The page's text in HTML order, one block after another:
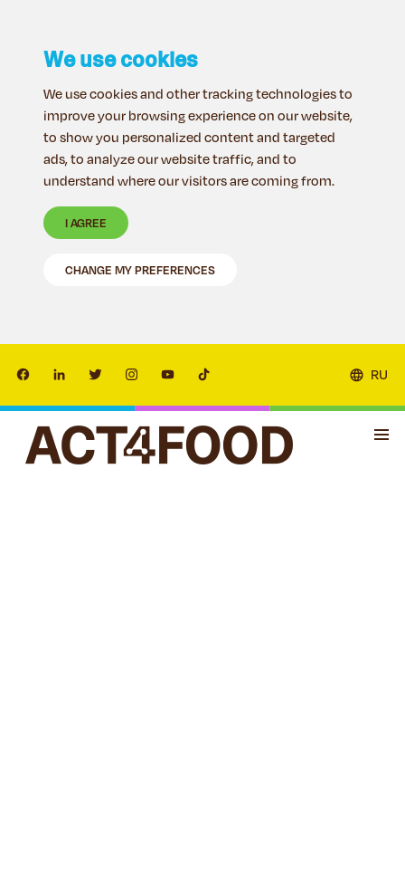
We use cookies
We use cookies and other tracking technologies to
improve your browsing experience on our website,
to show you personalized content and targeted
ads, to analyze our website traffic, and to
understand where our visitors are coming from.
I AGREE
CHANGE MY PREFERENCES
RU